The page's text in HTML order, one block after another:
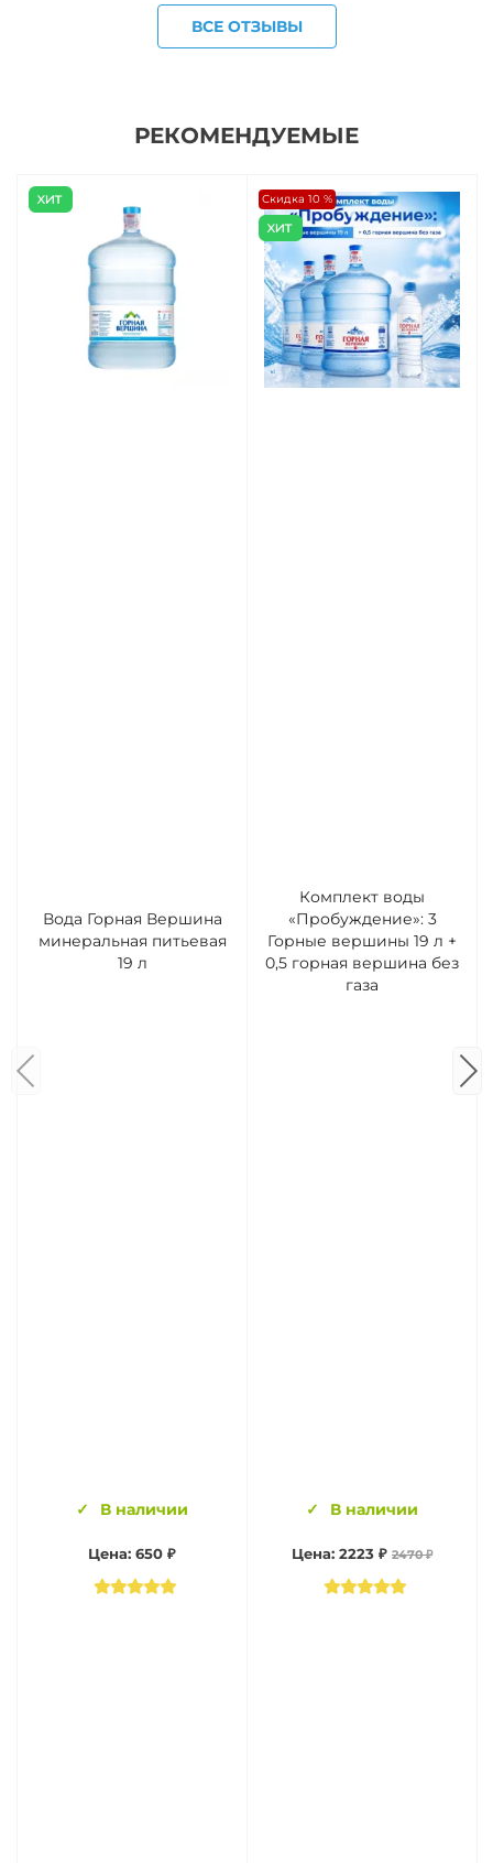
ВСЕ ОТЗЫВЫ
РЕКОМЕНДУЕМЫЕ
Вода Горная Вершина
минеральная питьевая
19 л
В наличии
Цена: 650 ₽
Скидка 10 %
Комплект воды
«Пробуждение»: 3
Горные вершины 19 л +
0,5 горная вершина без
газа
В наличии
Цена: 2223 ₽ 2470 ₽